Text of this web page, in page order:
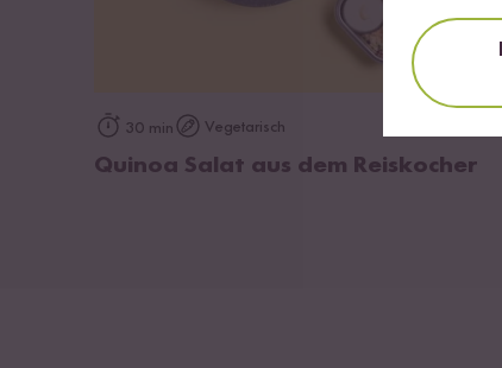
30 min Vegetarisch
Quinoa Salat aus dem Reiskocher